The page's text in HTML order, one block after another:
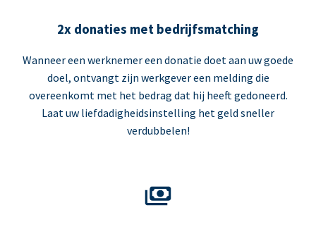
2x donaties met bedrijfsmatching
Wanneer een werknemer een donatie doet aan uw goede
doel, ontvangt zijn werkgever een melding die
overeenkomt met het bedrag dat hij heeft gedoneerd.
Laat uw liefdadigheidsinstelling het geld sneller
verdubbelen!